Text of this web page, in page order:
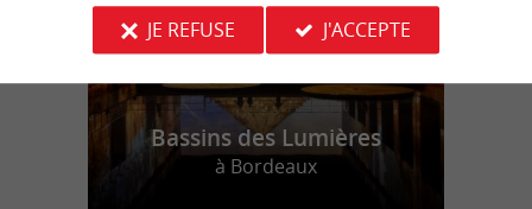
Bassins des Lumières
à Bordeaux
JE REFUSE
J'ACCEPTE